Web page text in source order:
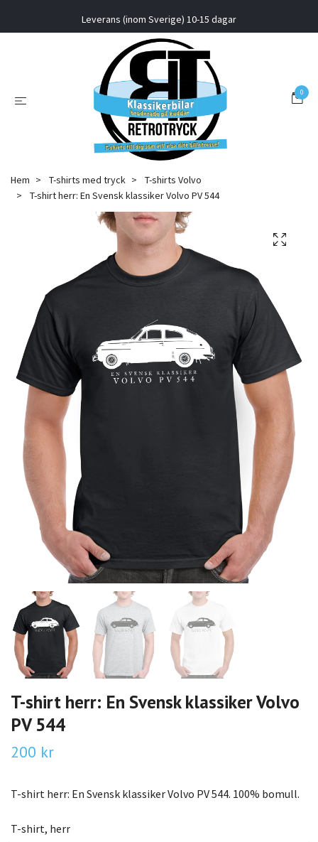
Leverans (inom Sverige) 10-15 dagar
0
Hem T-shirts med tryck
T-shirts Volvo
T-shirt herr: En Svensk klassiker Volvo PV 544
T-shirt herr: En Svensk klassiker Volvo
PV 544
200 kr
T-shirt herr: En Svensk klassiker Volvo PV 544. 100% bomull.
T-shirt, herr